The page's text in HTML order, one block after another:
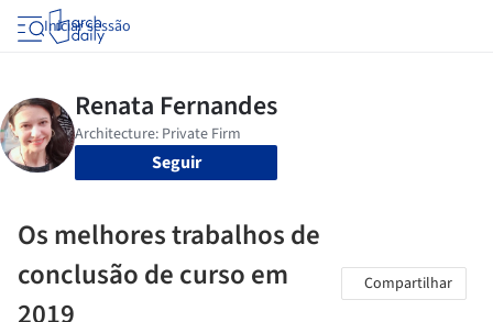
Iniciar sessão
Seguir
Os melhores trabalhos de
conclusão de curso em
Compartilhar